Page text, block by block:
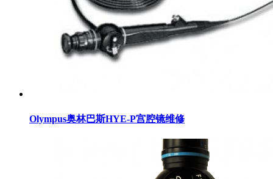
Olympus奥林巴斯HYE-P宫腔镜维修